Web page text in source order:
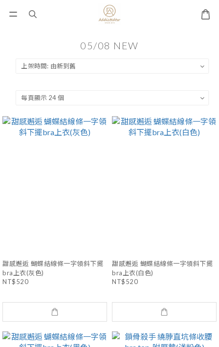
05/08 NEW
甜感邂逅 蝴蝶結線條一字領斜下擺
bra上衣(灰色)
NT$520
甜感邂逅 蝴蝶結線條一字領斜下擺
bra上衣(白色)
NT$520